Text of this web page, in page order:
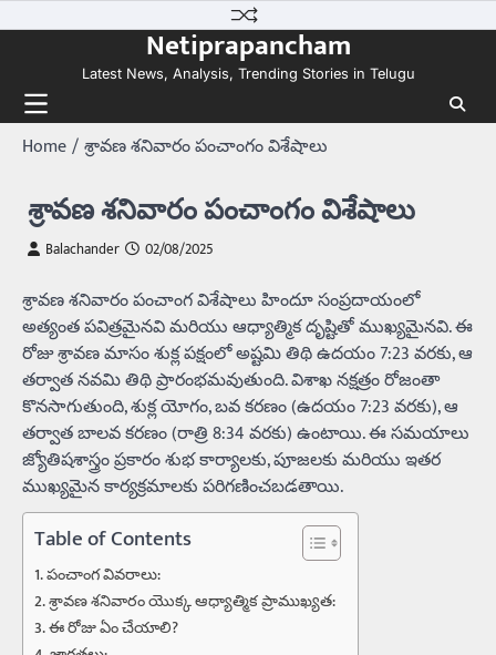
to
Netiprapancham
Latest News, Analysis, Trending Stories in Telugu
Home శ్రావణ శనివారం పంచాంగం విశేషాలు
శ్రావణ శనివారం పంచాంగం విశేషాలు
Balachander 02/08/2025
శ్రావణ శనివారం పంచాంగ విశేషాలు హిందూ సంప్రదాయంలో
అత్యంత పవిత్రమైనవి మరియు ఆధ్యాత్మిక దృష్టితో ముఖ్యమైనవి. ఈ
రోజు శ్రావణ మాసం శుక్ల పక్షంలో అష్టమి తిథి ఉదయం 7:23 వరకు, ఆ
తర్వాత నవమి తిథి ప్రారంభమవుతుంది. విశాఖ నక్షత్రం రోజంతా
కొనసాగుతుంది, శుక్ల యోగం, బవ కరణం (ఉదయం 7:23 వరకు), ఆ
తర్వాత బాలవ కరణం (రాత్రి 8:34 వరకు) ఉంటాయి. ఈ సమయాలు
జ్యోతిషశాస్త్రం ప్రకారం శుభ కార్యాలకు, పూజలకు మరియు ఇతర
ముఖ్యమైన కార్యక్రమాలకు పరిగణించబడతాయి.
Table of Contents
పంచాంగ వివరాలు:
శ్రావణ శనివారం యొక్క ఆధ్యాత్మిక ప్రాముఖ్యత:
ఈ రోజు ఏం చేయాలి?